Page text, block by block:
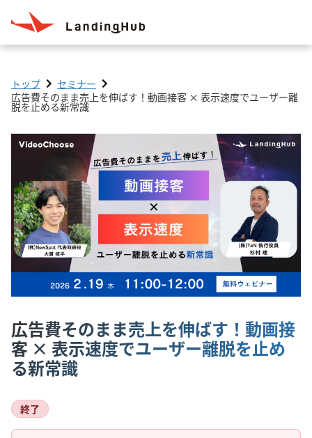
トップ
セミナー
広告費そのまま売上を伸ばす！動画接客 × 表示速度でユーザー離
脱を止める新常識
広告費そのまま売上を伸ばす！動画接
客 × 表示速度でユーザー離脱を止め
る新常識
終了